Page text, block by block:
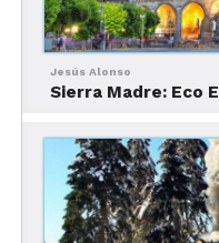
Jesús Alonso
Sierra Madre: Eco